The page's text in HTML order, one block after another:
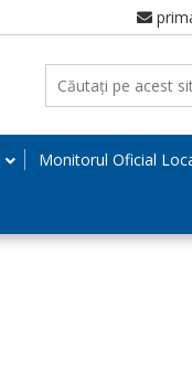
Monitorul Oficial